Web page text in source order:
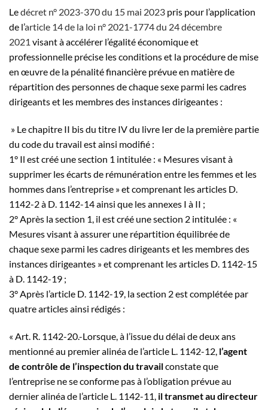
Ledécret n° 2023-370 du 15 mai 2023 pris pour l’application
de l’article 14 de la loi n° 2021-1774 du 24 décembre
2021 visant à accélérer l’égalité économique et
professionnelle précise les conditions et la procédure de mise
en œuvre de la pénalité financière prévue en matière de
répartition des personnes de chaque sexe parmi les cadres
dirigeants et les membres des instances dirigeantes :
» Le chapitre II bis du titre IV du livre Ier de la première partie
du code du travail est ainsi modifié :
1° Il est créé une section 1 intitulée : « Mesures visant à
supprimer les écarts de rémunération entre les femmes et les
hommes dans l’entreprise » et comprenant les articles D.
1142-2 à D. 1142-14 ainsi que les annexes I à II ;
2° Après la section 1, il est créé une section 2 intitulée : «
Mesures visant à assurer une répartition équilibrée de
chaque sexe parmi les cadres dirigeants et les membres des
instances dirigeantes » et comprenant les articles D. 1142-15
à D. 1142-19 ;
3° Après l’article D. 1142-19, la section 2 est complétée par
quatre articles ainsi rédigés :
« Art. R. 1142-20.-Lorsque, à l’issue du délai de deux ans
mentionné au premier alinéa de l’article L. 1142-12, l’agent
de contrôle de l’inspection du travailconstate que
l’entreprise ne se conforme pas à l’obligation prévue au
dernier alinéa de l’article L. 1142-11, il transmet au directeur